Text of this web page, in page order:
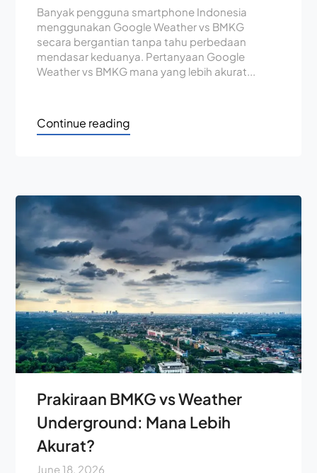
Banyak pengguna smartphone Indonesia
menggunakan Google Weather vs BMKG
secara bergantian tanpa tahu perbedaan
mendasar keduanya. Pertanyaan Google
Weather vs BMKG mana yang lebih akurat...
Continue reading
Prakiraan BMKG vs Weather
Underground: Mana Lebih
Akurat?
June 18, 2026